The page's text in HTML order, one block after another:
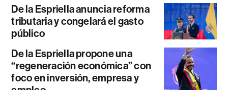
De la Espriella anuncia reforma
tributaria y congelará el gasto
público
De la Espriella propone una
“regeneración económica” con
foco en inversión, empresa y